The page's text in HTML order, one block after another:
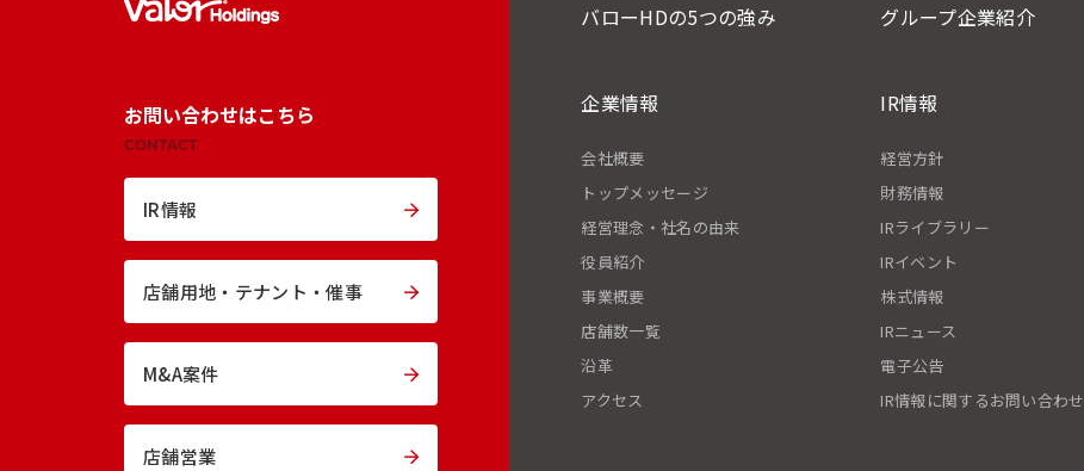
お問い合わせはこちら
CONTACT
IR情報
店舗用地・ テナント・催事
M&A案件
店舗営業
バローHDの5つの強み
企業情報
会社概要
トップメッセージ
経営理念・社名の由来
役員紹介
事業概要
店舗数一覧
沿革
アクセス
グループ企業紹介
IR情報
経営方針
財務情報
IRライブラリー
IRイベント
株式情報
IRニュース
電子公告
IR情報に関するお問い合わせ